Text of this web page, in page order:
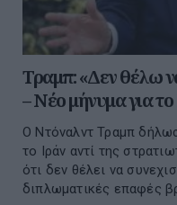
Τραμπ: «Δεν θέλω
– Νέο μήνυμα για το
Ο Ντόναλντ Τραμπ
το Ιράν αντί της
ότι δεν θέλει να
διπλωματικές επαφές